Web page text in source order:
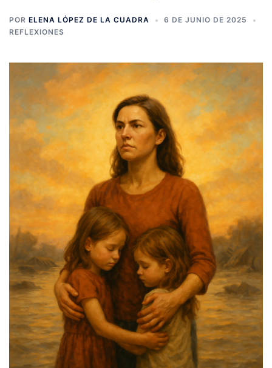
POR ELENA LÓPEZ DE LA CUADRA
6 DE JUNIO DE 2025
REFLEXIONES